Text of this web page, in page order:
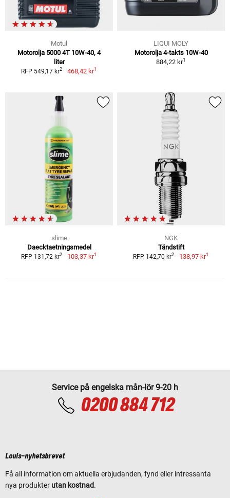
Motul
Motorolja 5000 4T 10W-40, 4
liter
RFP 549,17 kr2 468,42 kr1
LIQUI MOLY
Motorolja 4-takts 10W-40
884,22 kr1
slime
Daecktaetningsmedel
RFP 131,72 kr2 103,37 kr1
NGK
Tändstift
RFP 142,70 kr2 138,97 kr1
Service på engelska mån-lör 9-20 h
0200 884 712
Louis-nyhetsbrevet
Få all information om aktuella erbjudanden, fynd eller intressanta
nya produkter utan kostnad.